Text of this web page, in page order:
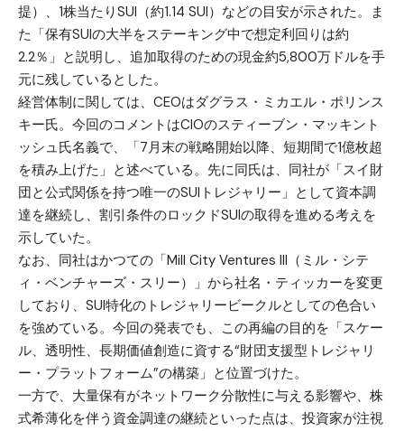
提）、1株当たりSUI（約1.14 SUI）などの目安が示された。ま
た「保有SUIの大半をステーキング中で想定利回りは約
2.2％」と説明し、追加取得のための現金約5,800万ドルを手
元に残しているとした。
経営体制に関しては、CEOはダグラス・ミカエル・ポリンス
キー氏。今回のコメントはCIOのスティーブン・マッキント
ッシュ氏名義で、「7月末の戦略開始以降、短期間で1億枚超
を積み上げた」と述べている。先に同氏は、同社が「スイ財
団と公式関係を持つ唯一のSUIトレジャリー」として資本調
達を継続し、割引条件のロックドSUIの取得を進める考えを
示していた。
なお、同社はかつての「Mill City Ventures III（ミル・シテ
ィ・ベンチャーズ・スリー）」から社名・ティッカーを変更
しており、SUI特化のトレジャリービークルとしての色合い
を強めている。今回の発表でも、この再編の目的を「スケー
ル、透明性、長期価値創造に資する“財団支援型トレジャリ
ー・プラットフォーム”の構築」と位置づけた。
一方で、大量保有がネットワーク分散性に与える影響や、株
式希薄化を伴う資金調達の継続といった点は、投資家が注視